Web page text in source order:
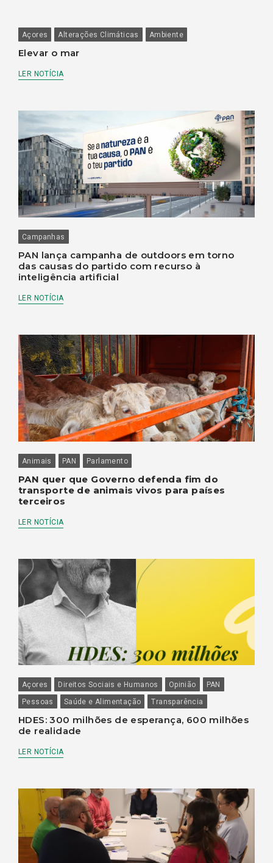
Açores Alterações Climáticas Ambiente
Elevar o mar
LER NOTÍCIA
Campanhas
PAN lança campanha de outdoors em torno
das causas do partido com recurso à
inteligência artificial
LER NOTÍCIA
Animais PAN Parlamento
PAN quer que Governo defenda fim do
transporte de animais vivos para países
terceiros
LER NOTÍCIA
Açores Direitos Sociais e Humanos Opinião
PAN
Pessoas
Saúde e Alimentação Transparência
HDES: 300 milhões de esperança, 600 milhões
de realidade
LER NOTÍCIA